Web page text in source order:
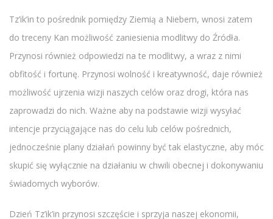
Tz’ik’in to pośrednik pomiędzy Ziemią a Niebem, wnosi zatem
do treceny Kan możliwość zaniesienia modlitwy do Źródła.
Przynosi również odpowiedzi na te modlitwy, a wraz z nimi
obfitość i fortunę. Przynosi wolność i kreatywność, daje również
możliwość ujrzenia wizji naszych celów oraz drogi, która nas
zaprowadzi do nich. Ważne aby na podstawie wizji wysyłać
intencje przyciągające nas do celu lub celów pośrednich,
jednocześnie plany działań powinny być tak elastyczne, aby móc
skupić się wyłącznie na działaniu w chwili obecnej i dokonywaniu
świadomych wyborów.
Dzień Tz’ik’in przynosi szczęście i sprzyja naszej ekonomii,